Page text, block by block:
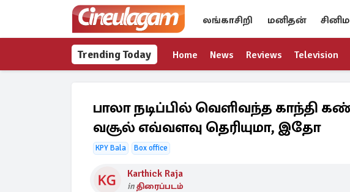
லங்காசிறி மனிதன்
Trending Today Home News Reviews Television
பாலா நடிப்பில் வெளிவந்த காந்தி
வசூல் எவ்வளவு தெரியுமா, இதோ
KPY Bala Box office
Karthick Raja
inதிரைப்படம்